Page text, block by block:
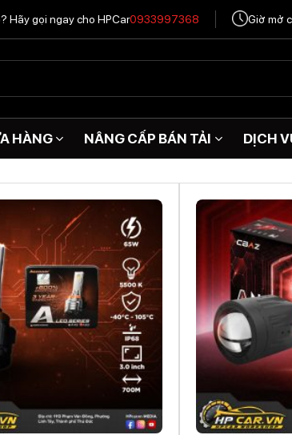
Hãy gọi ngay cho HPCar0933997368 Giờ mở
HÀNG NÂNG CẤP BÁN TẢI DỊCH